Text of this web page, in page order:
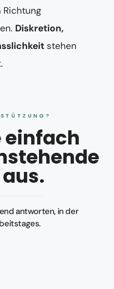
Diskretion,
stehen
einfach
antworten, in der